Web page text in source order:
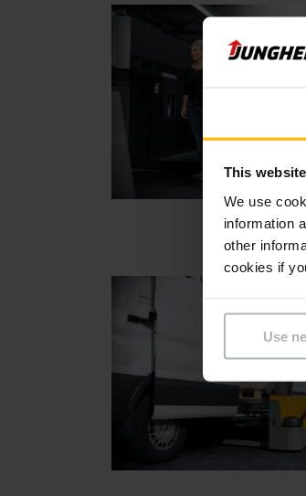
This
We use
information
other
cookies if
Use